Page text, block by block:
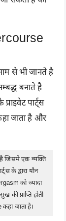
से भी जानते है
बनाते है
पार्ट्स
जाता है और
जिसमे एक व्यक्ति
के द्वारा यौन
को ज्यादा
की प्राप्ति होती
जाता है।